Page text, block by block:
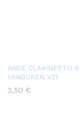
ANCE CLARINETTO
VANDOREN V21
3,50 €